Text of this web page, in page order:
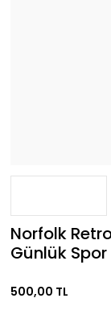
Norfolk
Günlük Spor
500,00 TL